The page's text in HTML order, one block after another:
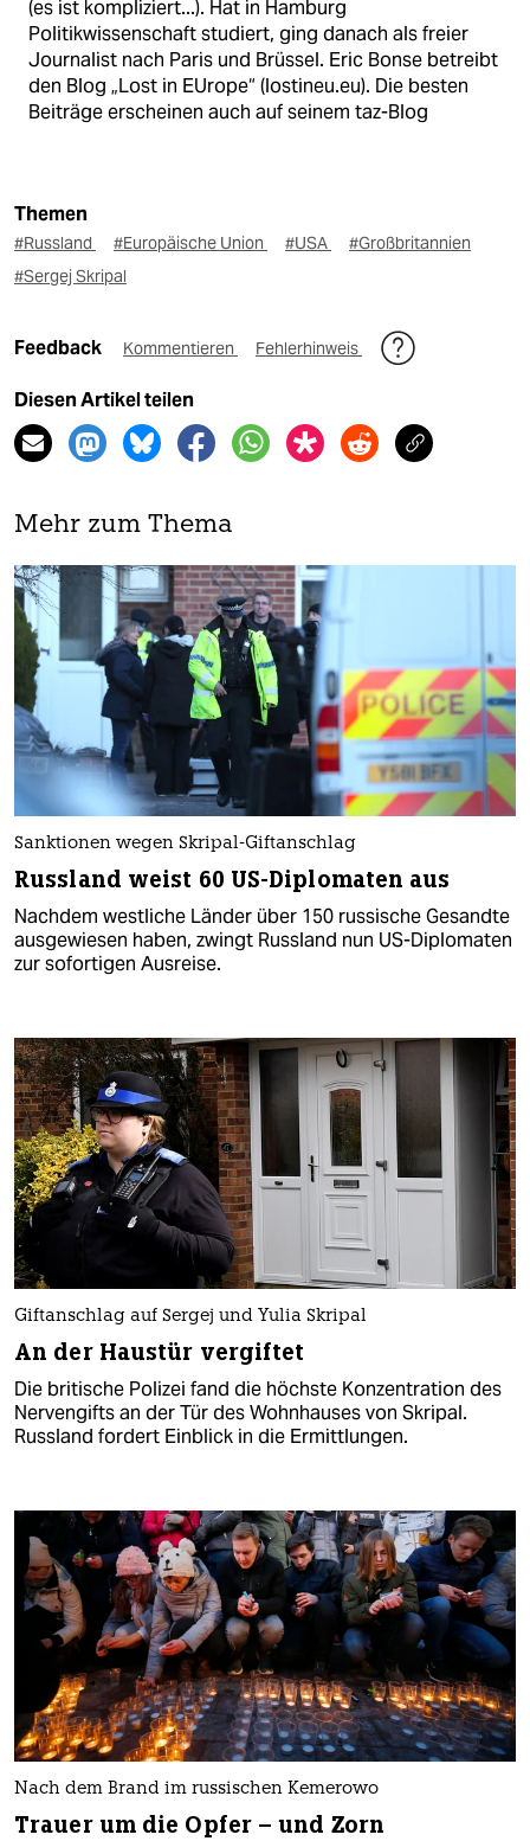
(es ist kompliziert...). Hat in Hamburg
Politikwissenschaft studiert, ging danach als freier
Journalist nach Paris und Brüssel. Eric Bonse betreibt
den Blog „Lost in EUrope“ (lostineu.eu). Die besten
Beiträge erscheinen auch auf seinem taz-Blog
Themen
#Russland #Europäische Union #USA
#Großbritannien
#Sergej Skripal
Feedback Kommentieren Fehlerhinweis
Diesen Artikel teilen
Mehr zum Thema
Sanktionen wegen Skripal-Giftanschlag
Russland weist 60 US-Diplomaten aus
Nachdem westliche Länder über 150 russische Gesandte
ausgewiesen haben, zwingt Russland nun US-Diplomaten
zur sofortigen Ausreise.
Giftanschlag auf Sergej und Yulia Skripal
An der Haustür vergiftet
Die britische Polizei fand die höchste Konzentration des
Nervengifts an der Tür des Wohnhauses von Skripal.
Russland fordert Einblick in die Ermittlungen.
Nach dem Brand im russischen Kemerowo
Trauer um die Opfer – und Zorn